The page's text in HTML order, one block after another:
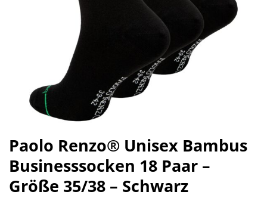
Paolo Renzo® Unisex Bambus
Businesssocken 18 Paar –
Größe 35/38 – Schwarz